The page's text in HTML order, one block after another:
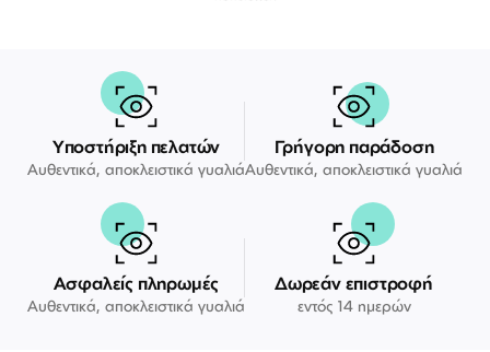
Υποστήριξη πελατών
Αυθεντικά, αποκλειστικά γυαλιά
Γρήγορη παράδοση
Αυθεντικά, αποκλειστικά γυαλιά
Ασφαλείς πληρωμές
Αυθεντικά, αποκλειστικά γυαλιά
Δωρεάν επιστροφή
εντός 14 ημερών